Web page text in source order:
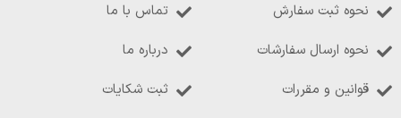
نحوه ثبت سفارش
نحوه ارسال سفارشات
قوانین و مقررات
تماس با ما
درباره ما
ثبت شکایات